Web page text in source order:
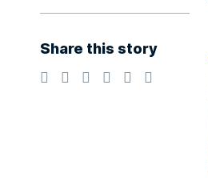
Share this story